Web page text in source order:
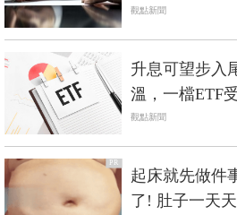
觀點新聞
升息可望步入
溫，一檔ETF
觀點新聞
PR
起床就先做件
了! 肚子一天天